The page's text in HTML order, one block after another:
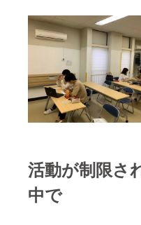
活動が制限さ
中で